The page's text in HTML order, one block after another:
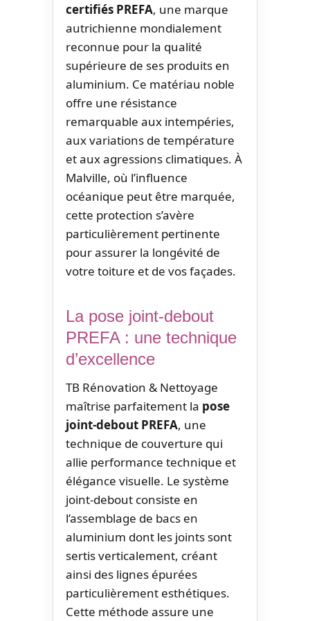
certifiés PREFA, une marque
autrichienne mondialement
reconnue pour la qualité
supérieure de ses produits en
aluminium. Ce matériau noble
offre une résistance
remarquable aux intempéries,
aux variations de température
et aux agressions climatiques. À
Malville, où l’influence
océanique peut être marquée,
cette protection s’avère
particulièrement pertinente
pour assurer la longévité de
votre toiture et de vos façades.
La pose joint-debout
PREFA : une technique
d’excellence
TB Rénovation & Nettoyage
maîtrise parfaitement la pose
joint-debout PREFA, une
technique de couverture qui
allie performance technique et
élégance visuelle. Le système
joint-debout consiste en
l’assemblage de bacs en
aluminium dont les joints sont
sertis verticalement, créant
ainsi des lignes épurées
particulièrement esthétiques.
Cette méthode assure une